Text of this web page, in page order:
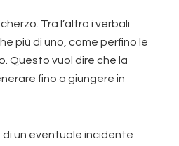
Tra l’altro i verbali
più di uno, come perfino le
Questo vuol dire che la
fino a giungere in
di un eventuale incidente